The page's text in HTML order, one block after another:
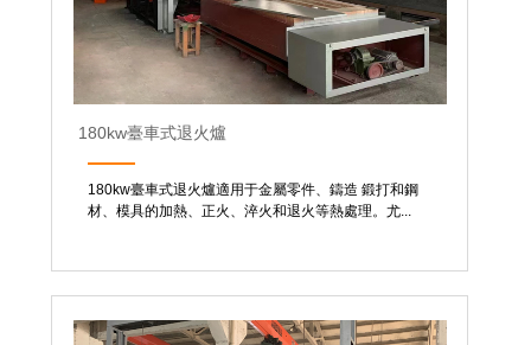
180kw臺車式退火爐
180kw臺車式退火爐適用于金屬零件、鑄造 鍛打和鋼
材、模具的加熱、正火、淬火和退火等熱處理。尤...